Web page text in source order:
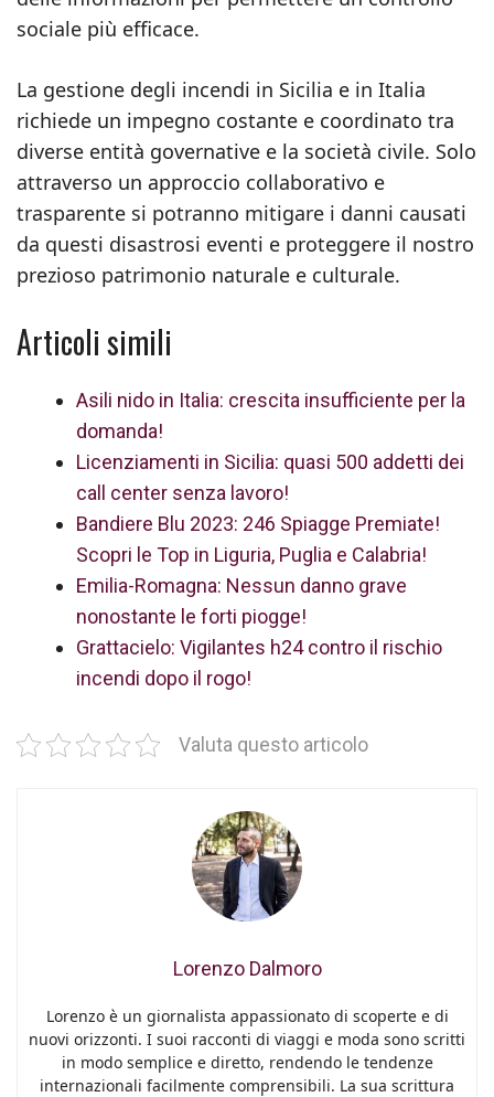
sociale più efficace.
La gestione degli incendi in Sicilia e in Italia
richiede un impegno costante e coordinato tra
diverse entità governative e la società civile. Solo
attraverso un approccio collaborativo e
trasparente si potranno mitigare i danni causati
da questi disastrosi eventi e proteggere il nostro
prezioso patrimonio naturale e culturale.
Articoli simili
Asili nido in Italia: crescita insufficiente per la
domanda!
Licenziamenti in Sicilia: quasi 500 addetti dei
call center senza lavoro!
Bandiere Blu 2023: 246 Spiagge Premiate!
Scopri le Top in Liguria, Puglia e Calabria!
Emilia-Romagna: Nessun danno grave
nonostante le forti piogge!
Grattacielo: Vigilantes h24 contro il rischio
incendi dopo il rogo!
Valuta questo articolo
Lorenzo Dalmoro
Lorenzo è un giornalista appassionato di scoperte e di
nuovi orizzonti. I suoi racconti di viaggi e moda sono scritti
in modo semplice e diretto, rendendo le tendenze
internazionali facilmente comprensibili. La sua scrittura